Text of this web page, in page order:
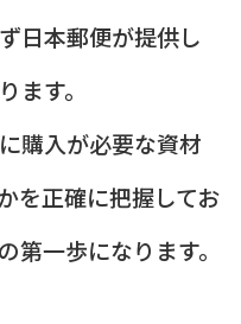
日本郵便が提供し
ます。
購入が必要な資材
を正確に把握してお
第一歩になります。